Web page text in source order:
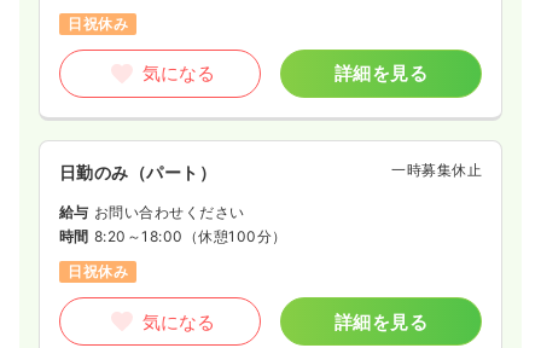
日祝休み
気になる 詳細を見る
日勤のみ（パート） 一時募集休止
給与 お問い合わせください
時間 8:20～18:00 （休憩100分）
日祝休み
気になる 詳細を見る